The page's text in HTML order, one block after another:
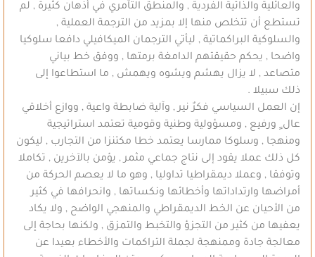
والعائلية والذاتية الفردية , والمنطق التآمري في أذهان كثيرة , لم
تستطع أن تتخلص منها إلا بمزيد من الترجمة العملية ,
والسلوكية البراكماتية , ليأتي الترجمان الميكافيلي دافعا سلوكيا
واضحا , يحكم حقيقتهم الدامغة برمتها , ووفق خط بياني
متصاعد , لا يزال يهشم ويشوه ويهمش , ما استطاعوا إلى
ذلك سبيلا .
إن العمل السياسي فكرٌ نير , وآلية ضابطة واعية , ووازع أخلاقي
عال ٍ ورفيع , ومسؤولية وطنية وقومية تعتمد استراتيجية
ومنهجا , وسلوكا ممارسا يعتمد خطا مكتنزا من التجارب , ليكون
كل ذلك عملا يقود إلى نتاج جماعي مثمر , يؤمن بالآخرين , تكاملا
وتوفقا , وعملا ديمقراطيا تداوليا , وهو ما لا يعصم الحركة من
أمراضها وارتداداتها وأخطائها ونكساتها , وانحرافها في كثير
من الأحيان عن الخط الديمقراطي والمنهجي الواضح , ولا يكاد
يعفيها من كثير من التجزؤ والتخبط والتمزق , ولكنها بحاجة إلى
معالجة جادة وممنهجة لجملة التراكمات والأخطاء بعيدا عن